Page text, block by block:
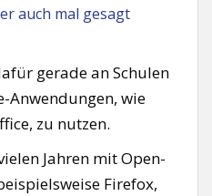
auch mal gesagt
gerade an Schulen
Anwendungen, wie
zu nutzen.
Jahren mit Open-
Firefox,